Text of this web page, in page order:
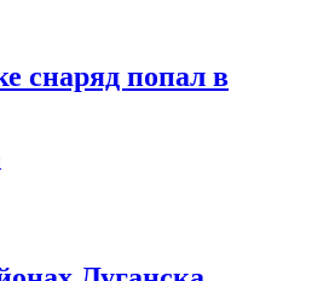
снаряд попал в